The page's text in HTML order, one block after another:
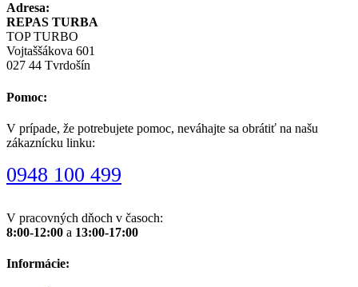
Adresa:
REPAS TURBA
TOP TURBO
Vojtaššákova 601
027 44 Tvrdošín
Pomoc:
V prípade, že potrebujete pomoc, neváhajte sa obrátiť na našu
zákaznícku linku:
0948 100 499
V pracovných dňoch v časoch:
8:00-12:00 a 13:00-17:00
Informácie: